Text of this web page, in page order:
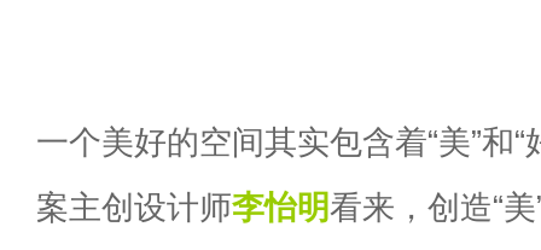
一个美好的空间其实包含着“美”和
案主创设计师李怡明看来，创造“